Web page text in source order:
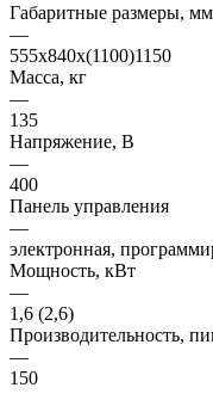
Габаритные размеры, мм
—
555х840х(1100)1150
Масса, кг
—
135
Напряжение, В
—
400
Панель управления
—
электронная,
Мощность, кВт
—
1,6 (2,6)
Производительность,
—
150